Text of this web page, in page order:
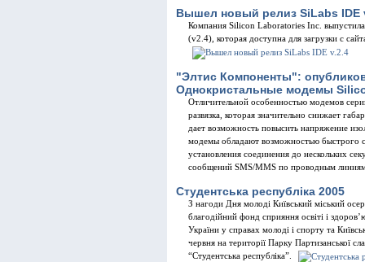
Вышел новый релиз SiLabs IDE
Компания Silicon Laboratories Inc.
(v2.4), которая доступна для загрузки с
"Элтис Компоненты":
Однокристальные модемы
Отличительной особенностью модемов
развязка, которая значительно снижает
дает возможность повысить напряжение
модемы обладают возможностью быстрого
установления соединения до нескольких
сообщений SMS/MMS по проводным
Студентська республіка 2005
З нагоди Дня молоді Київський міський
благодійний фонд сприяння освіті і
України у справах молоді і спорту та
червня на території Парку Партизанської
“Студентська республіка”.